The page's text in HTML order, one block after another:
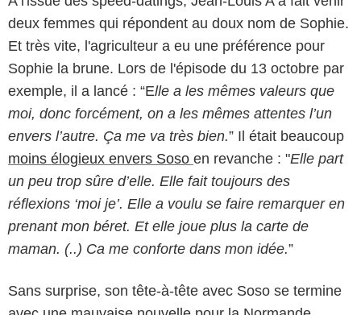
deux femmes qui répondent au doux nom de Sophie.
Et très vite, l'agriculteur a eu une préférence pour
Sophie la brune. Lors de l'épisode du 13 octobre par
exemple, il a lancé : “Elle a les mêmes valeurs que
moi, donc forcément, on a les mêmes attentes l’un
envers l’autre. Ça me va très bien.” Il était beaucoup
moins élogieux envers Soso en revanche : "Elle part
un peu trop sûre d’elle. Elle fait toujours des
réflexions ‘moi je’. Elle a voulu se faire remarquer en
prenant mon béret. Et elle joue plus la carte de
maman. (..) Ca me conforte dans mon idée.”
Sans surprise, son tête-à-tête avec Soso se termine